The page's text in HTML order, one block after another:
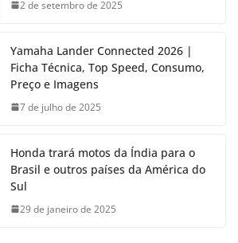
2 de setembro de 2025
Yamaha Lander Connected 2026 |
Ficha Técnica, Top Speed, Consumo,
Preço e Imagens
7 de julho de 2025
Honda trará motos da Índia para o
Brasil e outros países da América do
Sul
29 de janeiro de 2025